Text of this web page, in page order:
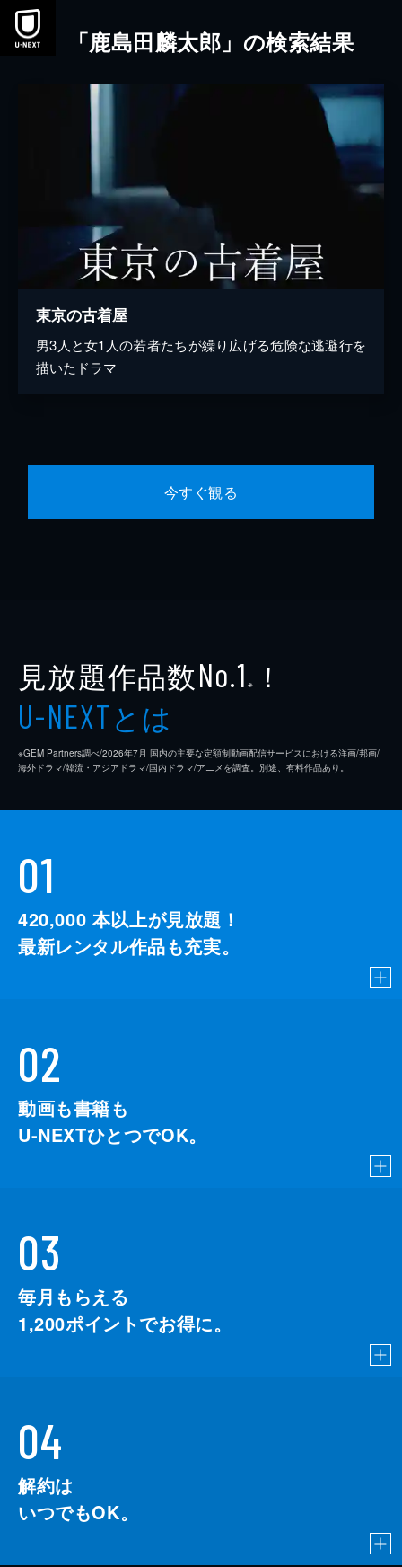
本文へスキップ
「鹿島田麟太郎」の検索結果
東京の古着屋
男3人と女1人の若者たちが繰り広げる危険な逃避行を
描いたドラマ
今すぐ観る
見放題作品数No.1 ※ ！
U-NEXTとは
※GEM Partners調べ/2026年7⽉ 国内の主要な定額制動画配信サービスにおける洋画/邦画/
海外ドラマ/韓流・アジアドラマ/国内ドラマ/アニメを調査。別途、有料作品あり。
01
420,000 本以上が見放題！
最新レンタル作品も充実。
02
動画も書籍も
U-NEXTひとつでOK。
03
毎月もらえる
1,200ポイントでお得に。
04
解約は
いつでもOK。